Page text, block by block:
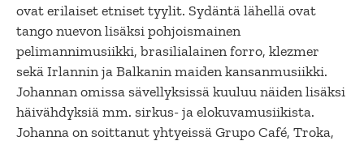
ovat erilaiset etniset tyylit. Sydäntä lähellä ovat
tango nuevon lisäksi pohjoismainen
pelimannimusiikki, brasilialainen forro, klezmer
sekä Irlannin ja Balkanin maiden kansanmusiikki.
Johannan omissa sävellyksissä kuuluu näiden lisäksi
häivähdyksiä mm. sirkus- ja elokuvamusiikista.
Johanna on soittanut yhtyeissä Grupo Café, Troka,